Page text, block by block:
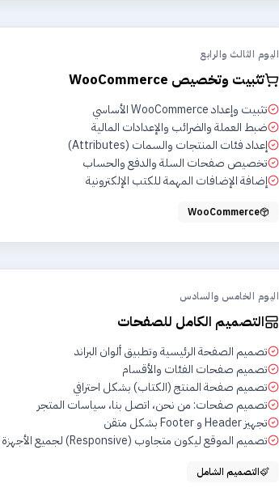
اليوم الثالث والرابع
تثبيت وتخصيص WooCommerce
تثبيت وإعداد WooCommerce الأساسي
ضبط العملة والضرائب والإعدادات المالية
إعداد فئات المنتجات والسمات (Attributes)
تخصيص صفحات السلة والدفع والحساب
إضافة الإضافات المهمة للكتب الإلكترونية
WooCommerce
اليوم الخامس والسادس
التصميم الكامل للصفحات
تصميم الصفحة الرئيسية وتطبيق ألوان البراند
تصميم صفحات الفئات والأقسام
تصميم صفحة المنتج (الكتاب) بشكل احترافي
تصميم صفحات: من نحن، اتصل بنا، سياسات المتجر
تجهيز Header و Footer بشكل متقن
تصميم الموقع ليكون متجاوب (Responsive) لجميع الأجهزة
التصميم الشامل